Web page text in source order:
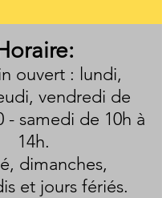
ouvert : lundi,
vendredi de
- samedi de 10h à
14h.
dimanches,
et jours fériés.